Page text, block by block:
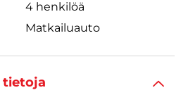
4 henkilöä
Matkailuauto
tietoja